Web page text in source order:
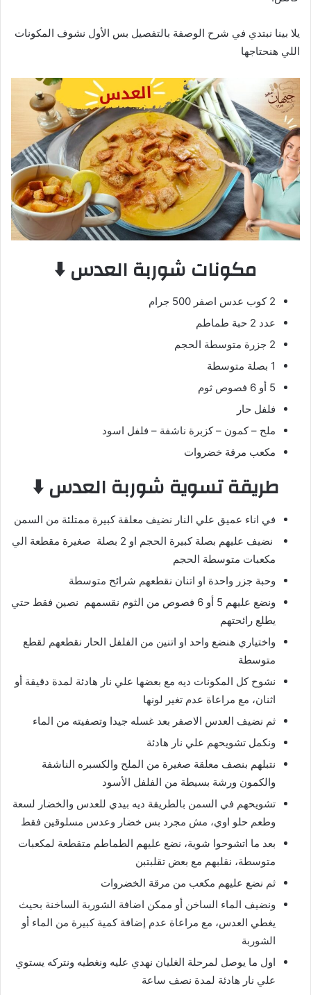
يلا بينا نبتدي في شرح الوصفة بالتفصيل بس الأول نشوف المكونات
اللي هنحتاجها
مكونات شوربة العدس ⬇️
2 كوب عدس اصفر 500 جرام
عدد 2 حبة طماطم
2 جزرة متوسطة الحجم
1 بصلة متوسطة
5 أو 6 فصوص ثوم
فلفل حار
ملح – كمون – كزبرة ناشفة – فلفل اسود
مكعب مرقة خضروات
طريقة تسوية شوربة العدس⬇️
في اناء عميق علي النار نضيف معلقة كبيرة ممتلئة من السمن
نضيف عليهم بصلة كبيرة الحجم او 2 بصلة صغيرة مقطعة الي
مكعبات متوسطة الحجم
وحبة جزر واحدة او اتنان نقطعهم شرائح متوسطة
ونضع عليهم 5 أو 6 فصوص من الثوم نقسمهم نصين فقط حتي
يطلع رائحتهم
واختياري هنضع واحد او اتنين من الفلفل الحار نقطعهم لقطع
متوسطة
نشوح كل المكونات ديه مع بعضها علي نار هادئة لمدة دقيقة أو
اثنان، مع مراعاة عدم تغير لونها
ثم نضيف العدس الاصفر بعد غسله جيدا وتصفيته من الماء
ونكمل تشويحهم علي نار هادئة
نتبلهم بنصف معلقة صغيرة من الملح والكسبره الناشفة
والكمون ورشة بسيطة من الفلفل الأسود
تشويحهم في السمن بالطريقة ديه بيدي للعدس والخضار لسعة
وطعم حلو اوي، مش مجرد بس خضار وعدس مسلوقين فقط
بعد ما اتشوحوا شوية، نضع عليهم الطماطم متقطعة لمكعبات
متوسطة، نقلبهم مع بعض تقلبتبن
ثم نضع عليهم مكعب من مرقة الخضروات
ونضيف الماء الساخن أو ممكن اضافة الشوربة الساخنة بحيث
يغطي العدس، مع مراعاة عدم إضافة كمية كبيرة من الماء أو
الشوربة
اول ما يوصل لمرحلة الغليان نهدي عليه ونغطيه ونتركه يستوي
علي نار هادئة لمدة نصف ساعة